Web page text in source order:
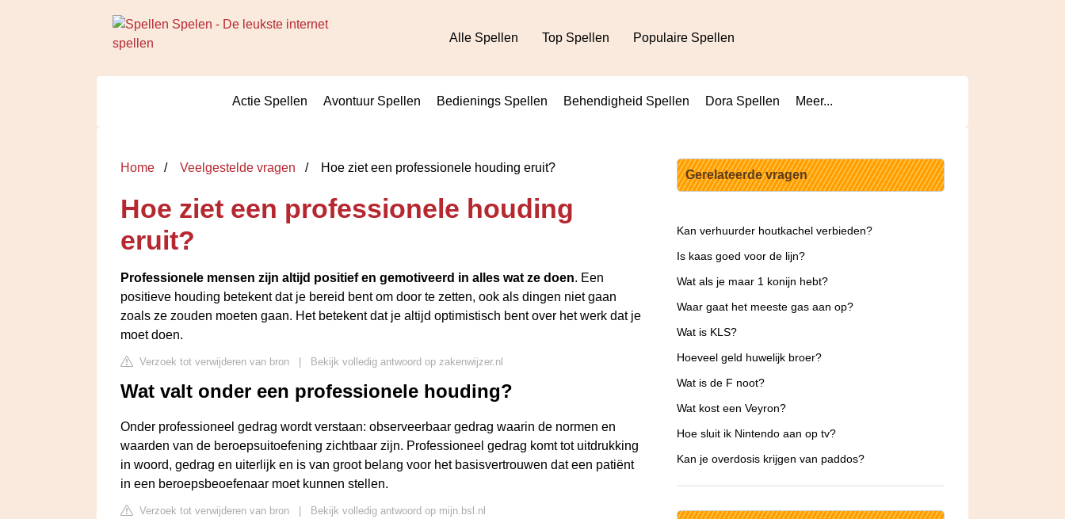
Alle Spellen Top Spellen Populaire Spellen
Actie Spellen Avontuur Spellen Bedienings Spellen Behendigheid Spellen Dora Spellen Meer...
Home Veelgestelde vragen Hoe ziet een professionele houding eruit?
Hoe ziet een professionele houding
eruit?
Professionele mensen zijn altijd positief en gemotiveerd in alles wat ze doen. Een
positieve houding betekent dat je bereid bent om door te zetten, ook als dingen niet gaan
zoals ze zouden moeten gaan. Het betekent dat je altijd optimistisch bent over het werk dat je
moet doen.
Verzoek tot verwijderen van bron Bekijk volledig antwoord op zakenwijzer.nl
Wat valt onder een professionele houding?
Onder professioneel gedrag wordt verstaan: observeerbaar gedrag waarin de normen en
waarden van de beroepsuitoefening zichtbaar zijn. Professioneel gedrag komt tot uitdrukking
in woord, gedrag en uiterlijk en is van groot belang voor het basisvertrouwen dat een patiënt
in een beroepsbeoefenaar moet kunnen stellen.
Verzoek tot verwijderen van bron Bekijk volledig antwoord op mijn.bsl.nl
Gerelateerde vragen
Kan verhuurder houtkachel verbieden?
Is kaas goed voor de lijn?
Wat als je maar 1 konijn hebt?
Waar gaat het meeste gas aan op?
Wat is KLS?
Hoeveel geld huwelijk broer?
Wat is de F noot?
Wat kost een Veyron?
Hoe sluit ik Nintendo aan op tv?
Kan je overdosis krijgen van paddos?